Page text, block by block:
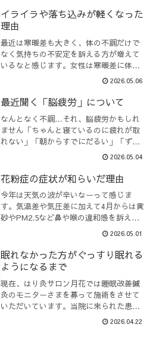
じめて来られるお客様から、よく言われ
る言葉です。もちろん肩こ...
イライラや落ち込みが軽くなった
理由
最近は寒暖差も大きく、体の不調だけで
なく気持ちの不安定を訴える方が増えて
いるなと感じます。女性は寒暖差に体を
合わせるのも苦手な人が多いですし、ホ
アップダウンが激しくなることがありま
す。患者さんの施術をして...
2026.05.06
最近聞く「脳疲労」について
なんとなく不調…それ、脳疲労かもしれ
ません「ちゃんと寝ているのに疲れが取
れない」「朝からすでにだるい」「ずっ
と頭がスッキリしない」そんな“なんと
その不調、体ではなく“脳の疲れ”が原
因かもしれません。現代は...
2026.05.04
花粉症の症状が和らいだ理由
今年は天気の波が辛いなーって感じま
す。気温差や気圧差に加えて4月からは黄
砂やPM2.5など鼻や喉の違和感を訴える
患者さんは少なくありません。毎年つら
い花粉症に悩まされて月花にお越しにな
る患者さんもいらっしゃいます。症状が
出てから来る方にはお...
2026.05.01
眠れなかった方がぐっすり眠れる
ようになるまで
現在、はり灸サロン月花では睡眠改善鍼
灸のモニターさまを募って施術をさせて
いただいています。当院に来られた患者
様は、お仕事に加えてご家族の介護が始
2026.04.22